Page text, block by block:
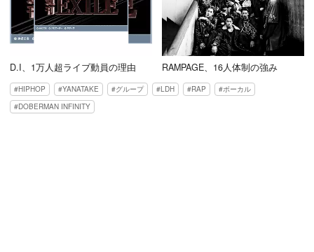
D.I、1万人超ライブ動員の理由 RAMPAGE、16人体制の強み
HIPHOP YANATAKE グループ LDH RAP
ボーカル
DOBERMAN INFINITY